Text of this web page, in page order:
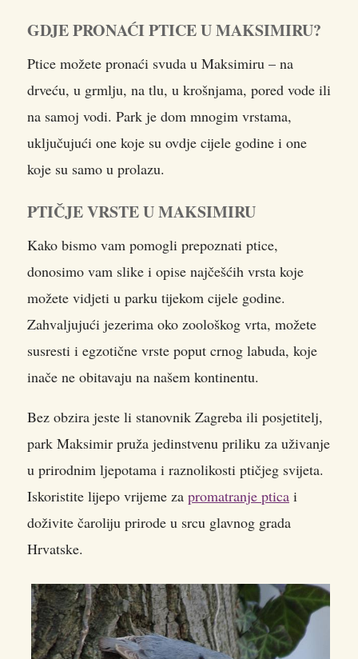
GDJE PRONAĆI PTICE U MAKSIMIRU?
Ptice možete pronaći svuda u Maksimiru – na
drveću, u grmlju, na tlu, u krošnjama, pored vode ili
na samoj vodi. Park je dom mnogim vrstama,
uključujući one koje su ovdje cijele godine i one
koje su samo u prolazu.
PTIČJE VRSTE U MAKSIMIRU
Kako bismo vam pomogli prepoznati ptice,
donosimo vam slike i opise najčešćih vrsta koje
možete vidjeti u parku tijekom cijele godine.
Zahvaljujući jezerima oko zoološkog vrta, možete
susresti i egzotične vrste poput crnog labuda, koje
inače ne obitavaju na našem kontinentu.
Bez obzira jeste li stanovnik Zagreba ili posjetitelj,
park Maksimir pruža jedinstvenu priliku za uživanje
u prirodnim ljepotama i raznolikosti ptičjeg svijeta.
Iskoristite lijepo vrijeme za promatranje ptica i
doživite čaroliju prirode u srcu glavnog grada
Hrvatske.